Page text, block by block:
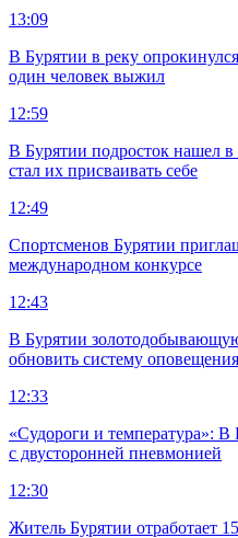
13:09
В Бурятии в реку
один человек выжил
12:59
В Бурятии подросток нашел в
стал их присваивать себе
12:49
Спортсменов Бурятии
международном конкурсе
12:43
В Бурятии
обновить систему оповещения
12:33
«Судороги и температура»:
с двусторонней пневмонией
12:30
Житель Бурятии отработает